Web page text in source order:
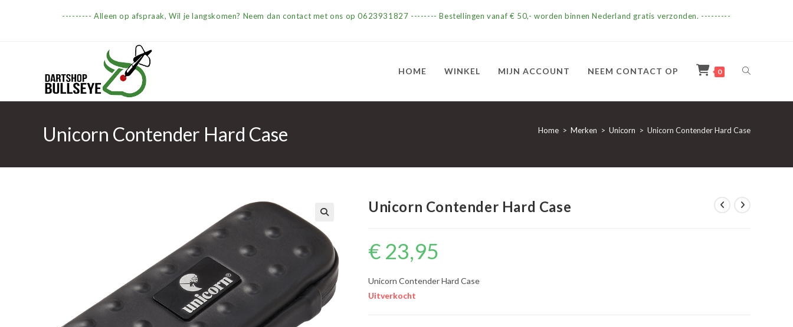
--------- Alleen op afspraak, Wil je langskomen? Neem dan contact met ons op 0623931827 -------- Bestellingen vanaf € 50,- worden binnen Nederland gratis verzonden. ---------
HOME WINKEL MIJN ACCOUNT NEEM CONTACT OP 0 TOGGLE
SITE
Unicorn Contender Hard Case Home > Merken > Unicorn > Unicorn Contender Hard Case
Unicorn Contender Hard Case
€ 23,95
Unicorn Contender Hard Case
Uitverkocht